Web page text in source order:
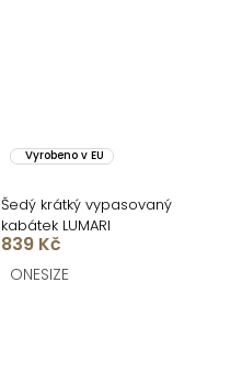
Vyrobeno v EU
Šedý krátký vypasovaný
kabátek LUMARI
839 Kč
ONESIZE